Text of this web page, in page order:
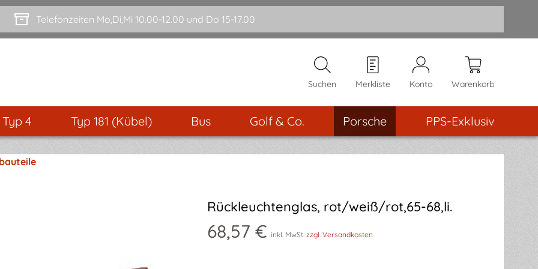
Telefonzeiten Mo,Di,Mi 10.00-12.00 und Do 15-17.00
Suchen Merkliste Konto Warenkorb
4 Typ 181 (Kübel) Bus Golf & Co. Porsche PPS-Exklusiv
Rückleuchtenglas, rot/weiß/rot,65-68,li.
68,57 € inkl. MwSt. zzgl. Versandkosten